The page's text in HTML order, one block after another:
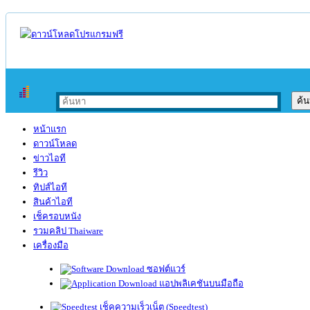
หน้าแรก
ดาวน์โหลด
ข่าวไอที
รีวิว
ทิปส์ไอที
สินค้าไอที
เช็ครอบหนัง
รวมคลิป Thaiware
เครื่องมือ
ซอฟต์แวร์
แอปพลิเคชันบนมือถือ
เช็คความเร็วเน็ต (Speedtest)